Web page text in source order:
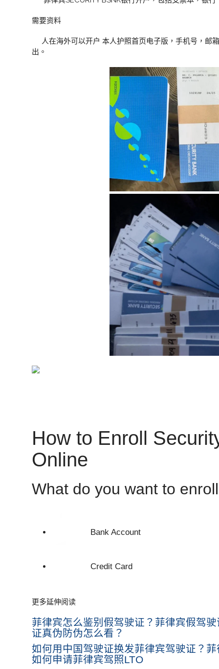
需要资料
人在海外可以开户 本人护照首页电子版，手机号，邮
出。
How to Enroll
Online
What do you want to
Bank Account
Credit Card
更多延伸阅读
菲律宾怎么鉴别假驾驶证？菲律宾假驾
证真伪防伪怎么看？
如何用中国驾驶证换发菲律宾驾驶证？
如何申请菲律宾驾照LTO